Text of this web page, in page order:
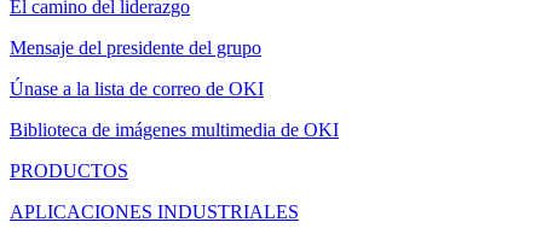
El camino del liderazgo
Mensaje del presidente del grupo
Únase a la lista de correo de OKI
Biblioteca de imágenes multimedia de OKI
PRODUCTOS
APLICACIONES INDUSTRIALES